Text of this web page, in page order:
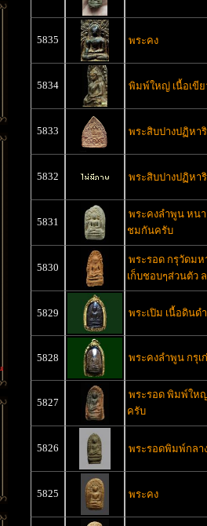
5835 พระคง
5834 พิมพ์ใหญ่ เนื้อเขีย
5833 พระสิบปางปฏิหา
5832 พระสิบปางปฏิหา
5831
พระคงลำพูน หน
ชมกันครับ
5830
พระรอด กรุวัดมห
เก็บชอบๆส่วนตัว
5829 พระเปิม เนื้อดินดำ
5828 พระคงลำพูน กรุเ
5827
พระรอด พิมพ์ให
ครับ
5826 พระรอดพิมพ์กลา
5825 พระคง